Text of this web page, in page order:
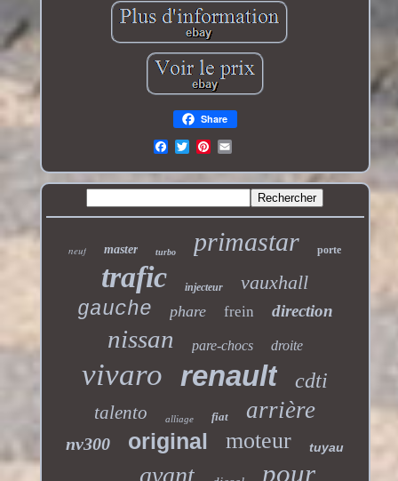
Share
neuf master turbo primastar porte
trafic injecteur vauxhall
gauche phare frein direction
nissan pare-chocs droite
vivaro renault cdti
talento alliage fiat arrière
nv300 original moteur tuyau
avant pour